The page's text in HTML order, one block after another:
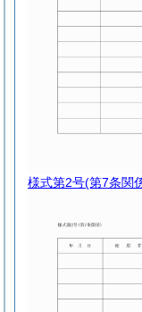
様式第2号(第7条関